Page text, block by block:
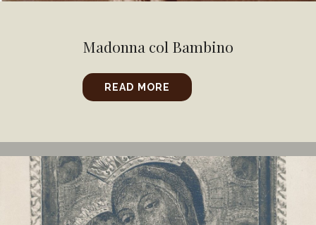
Madonna col Bambino
READ MORE